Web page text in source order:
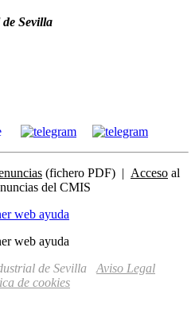
Sevilla
(fichero PDF) | Acceso al
del CMIS
de Sevilla Aviso Legal
de cookies